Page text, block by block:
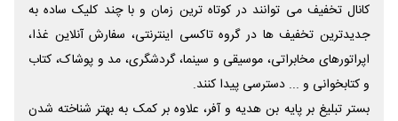
کانال تخفیف می توانند در کوتاه ترین زمان و با چند کلیک ساده به
جدیدترین تخفیف ها در گروه تاکسی اینترنتی، سفارش آنلاین غذا،
اپراتورهای مخابراتی، موسیقی و سینما، گردشگری، مد و پوشاک، کتاب
و کتابخوانی و ... دسترسی پیدا کنند.
بستر تبلیغ بر پایه بن هدیه و آفر، علاوه بر کمک به بهتر شناخته شدن